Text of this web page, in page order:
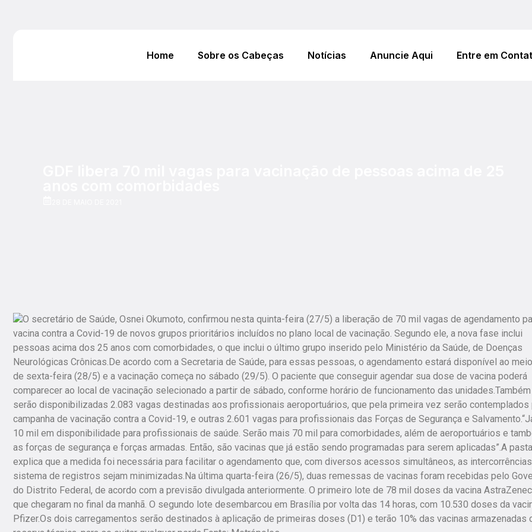
Home Sobre os Cabeças Notícias Anuncie Aqui Entre em
O secretário de Saúde, Osnei Okumoto, confirmou nesta quinta-feira (27/5) a liberação de 70 mil vagas de agendamento
vacina contra a Covid-19 de novos grupos prioritários incluídos no plano local de vacinação. Segundo ele, a nova fase inclui
pessoas acima dos 25 anos com comorbidades, o que inclui o último grupo inserido pelo Ministério da Saúde, de Doenças
Neurológicas Crônicas.De acordo com a Secretaria de Saúde, para essas pessoas, o agendamento estará disponível ao
de sexta-feira (28/5) e a vacinação começa no sábado (29/5). O paciente que conseguir agendar sua dose de vacina poderá
comparecer ao local de vacinação selecionado a partir de sábado, conforme horário de funcionamento das unidades.Também
serão disponibilizadas 2.083 vagas destinadas aos profissionais aeroportuários, que pela primeira vez serão contemplados
campanha de vacinação contra a Covid-19, e outras 2.601 vagas para profissionais das Forças de Segurança e
10 mil em disponibilidade para profissionais de saúde. Serão mais 70 mil para comorbidades, além de aeroportuários e
as forças de segurança e forças armadas. Então, são vacinas que já estão sendo programadas para serem aplicadas”.A pasta
explica que a medida foi necessária para facilitar o agendamento que, com diversos acessos simultâneos, as
sistema de registros sejam minimizadas.Na última quarta-feira (26/5), duas remessas de vacinas foram recebidas pelo
do Distrito Federal, de acordo com a previsão divulgada anteriormente. O primeiro lote de 78 mil doses da vacina
que chegaram no final da manhã. O segundo lote desembarcou em Brasília por volta das 14 horas, com 10.530 doses da
Pfizer.Os dois carregamentos serão destinados à aplicação de primeiras doses (D1) e terão 10% das vacinas armazenadas